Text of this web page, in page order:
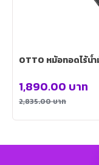
OTTO หม้อทอดไร้น้
2,835.00บาท
1,890.00 บาท